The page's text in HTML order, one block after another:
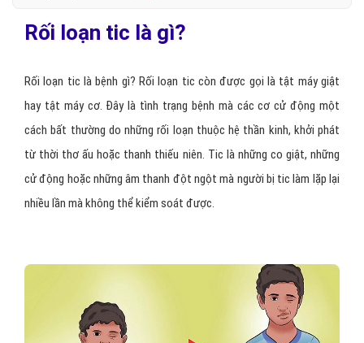
Rối loạn tic là gì?
Rối loạn tic là bệnh gì? Rối loạn tic còn được gọi là tật máy giật
hay tật máy cơ. Đây là tình trạng bệnh mà các cơ cử động một
cách bất thường do những rối loạn thuộc hệ thần kinh, khởi phát
từ thời thơ ấu hoặc thanh thiếu niên. Tic là những co giật, những
cử động hoặc những âm thanh đột ngột mà người bị tic làm lặp lại
nhiều lần mà không thể kiểm soát được.